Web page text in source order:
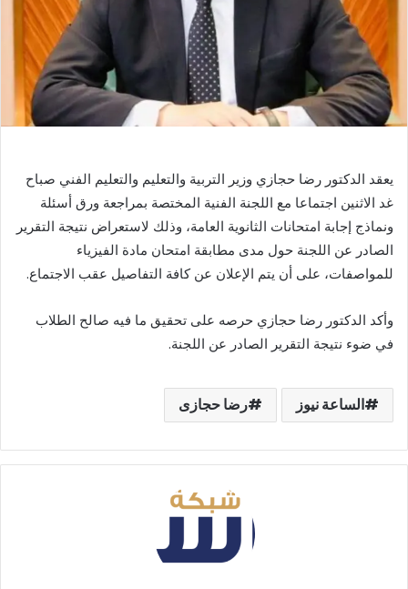
يعقد الدكتور رضا حجازي وزير التربية والتعليم والتعليم الفني صباح
غد الاثنين اجتماعا مع اللجنة الفنية المختصة بمراجعة ورق أسئلة
ونماذج إجابة امتحانات الثانوية العامة، وذلك لاستعراض نتيجة التقرير
الصادر عن اللجنة حول مدى مطابقة امتحان مادة الفيزياء
للمواصفات، على أن يتم الإعلان عن كافة التفاصيل عقب الاجتماع.
وأكد الدكتور رضا حجازي حرصه على تحقيق ما فيه صالح الطلاب
في ضوء نتيجة التقرير الصادر عن اللجنة.
الساعة نيوز رضا حجازى